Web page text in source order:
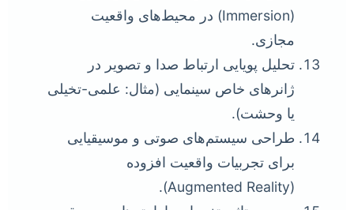
(Immersion) در محیط‌های واقعیت
مجازی.
تحلیل پویایی ارتباط صدا و تصویر در
ژانرهای خاص سینمایی (مثال: علمی-تخیلی
یا وحشت).
طراحی سیستم‌های صوتی و موسیقیایی
برای تجربیات واقعیت افزوده
(Augmented Reality).